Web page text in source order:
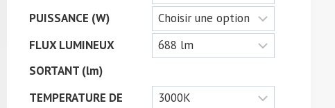
PUISSANCE (W)
FLUX LUMINEUX
SORTANT (lm)
TEMPERATURE DE